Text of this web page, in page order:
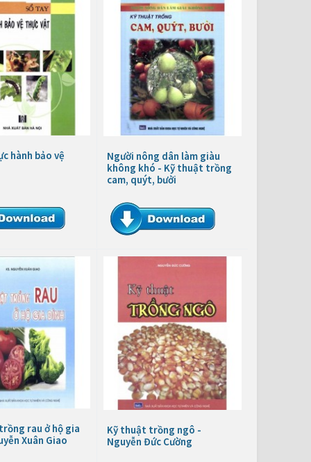
hành bảo vệ
Người nông dân làm giàu
không khó - Kỹ thuật trồng
cam, quýt, bưởi
rau ở hộ gia
Xuân Giao
Kỹ thuật trồng ngô -
Nguyễn Đức Cường